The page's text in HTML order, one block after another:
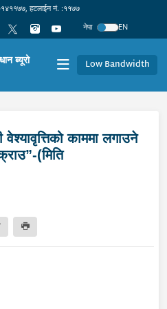
हटलाईन नं. :११७७
नेपा
EN
ब्यूरो Low Bandwidth
काममा लगाउने
(मिति